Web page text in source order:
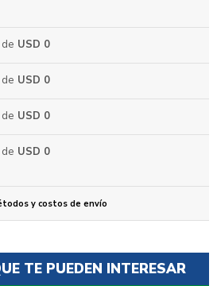
USD 0
USD 0
USD 0
USD 0
y costos de envío
TE PUEDEN INTERESAR